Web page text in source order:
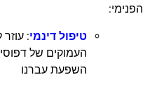
הפנימי:
טיפול דינמי:
העמוקים של
השפעת עברנו